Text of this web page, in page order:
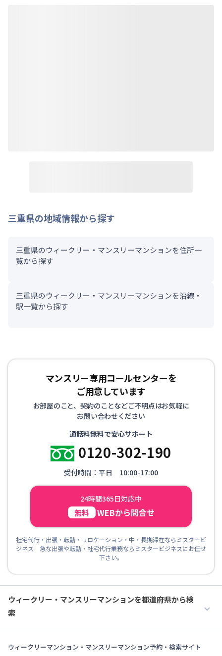
三重県の地域情報から探す
三重県のウィークリー・マンスリーマンションを住所一
覧から探す
三重県のウィークリー・マンスリーマンションを沿線・
駅一覧から探す
マンスリー専用コールセンターを
ご用意しています
お部屋のこと、契約のことなどご不明点はお気軽に
お問い合わせください
通話料無料で安心サポート
0120-302-190
受付時間：平日 10:00-17:00
24時間365日対応中
無料 WEBから問合せ
社宅代行・出張・転勤・リロケーション・中・長期滞在ならミスタービ
ジネス 急な出張や転勤・社宅代行業務ならミスタービジネスにお任せ
下さい。
ウィークリー・マンスリーマンションを都道府県から検
索
ウィークリーマンション・マンスリーマンション予約・検索サイト